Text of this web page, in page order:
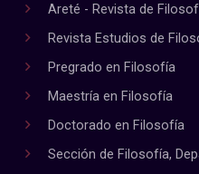
Areté - Revista de
Revista Estudios de
Pregrado en Filosofía
Maestría en Filosofía
Doctorado en Filosofía
Sección de Filosofía,